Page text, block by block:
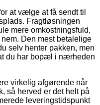
at vælge at få sendt til
Fragtløsningen
mere omkostningsfuld,
Den mest betalelige
selv henter pakken, men
du har bopæl i nærheden
virkelig afgørende når
så herved er det helt på
leveringstidspunkt